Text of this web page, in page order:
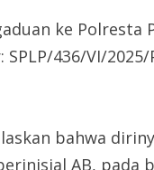
ke Polresta
436/VI/
bahwa
AB, pada